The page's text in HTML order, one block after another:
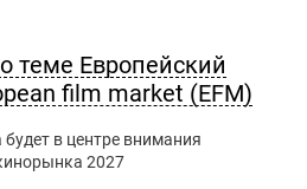
теме Европейский
film market (EFM)
в центре внимания
2027